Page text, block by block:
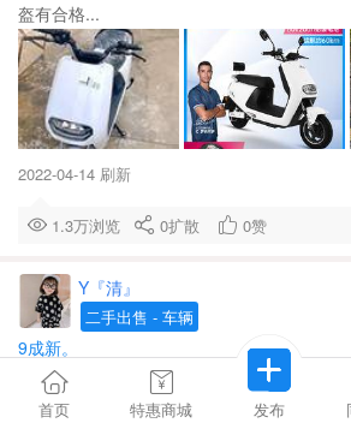
盔有合格...
2022-04-14 刷新
1.3万浏览 0扩散 0赞
Y『清』
二手出售 - 车辆
9成新。
9成新！300全包！
首页 特惠商城 发布